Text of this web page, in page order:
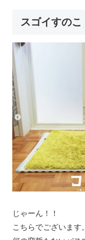
スゴイすのこ
じゃーん！！
こちらでございます。